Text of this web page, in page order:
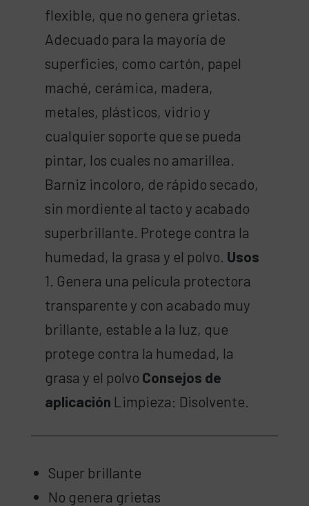
flexible, que no genera grietas.
Adecuado para la mayoría de
superficies, como cartón, papel
maché, cerámica, madera,
metales, plásticos, vidrio y
cualquier soporte que se pueda
pintar, los cuales no amarillea.
Barniz incoloro, de rápido secado,
sin mordiente al tacto y acabado
superbrillante. Protege contra la
humedad, la grasa y el polvo. Usos
1. Genera una película protectora
transparente y con acabado muy
brillante, estable a la luz, que
protege contra la humedad, la
grasa y el polvo Consejos de
aplicación Limpieza: Disolvente.
Super brillante
No genera grietas